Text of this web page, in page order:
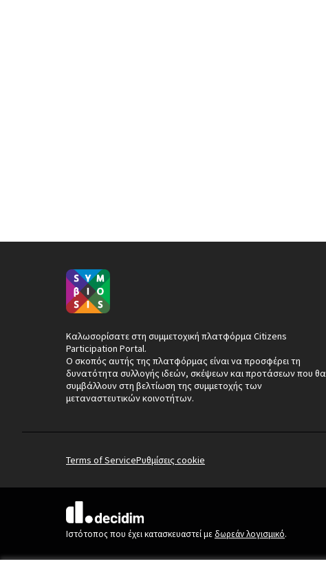
Καλωσορίσατε στη συμμετοχική πλατφόρμα Citizens
Participation Portal.
Ο σκοπός αυτής της πλατφόρμας είναι να προσφέρει τη
δυνατότητα συλλογής ιδεών, σκέψεων και προτάσεων που θα
συμβάλλουν στη βελτίωση της συμμετοχής των
μεταναστευτικών κοινοτήτων.
Terms of ServiceΡυθμίσεις cookie
(Εξωτερική σύνδεση)
Ιστότοπος που έχει κατασκευαστεί με δωρεάν λογισμικό.